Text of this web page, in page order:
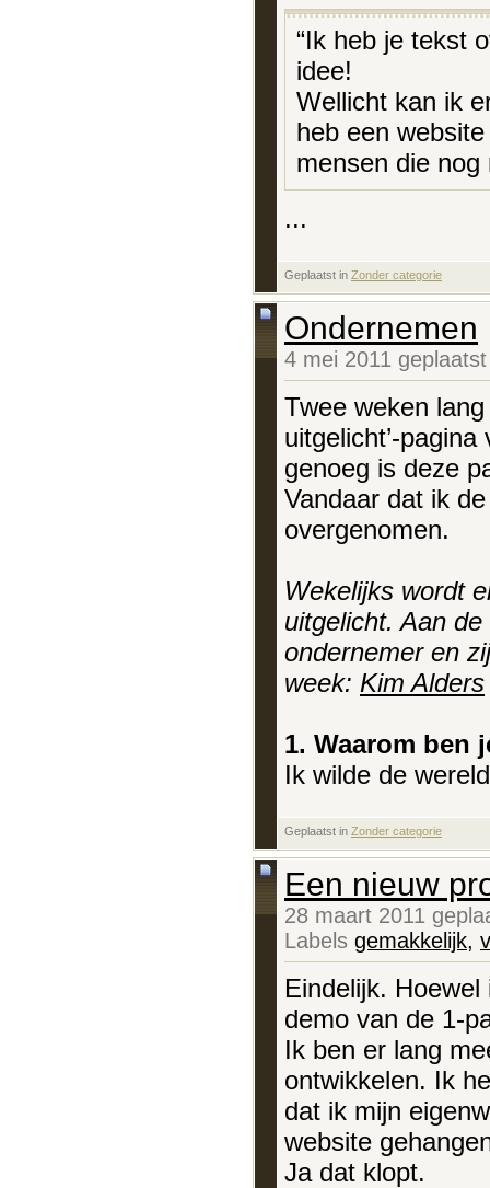
“Ik heb je tekst
idee!
Wellicht kan ik
heb een
mensen die
...
Geplaatst in Zonder categorie
Ondernemen
4 mei 2011
Twee weken
uitgelicht’-
genoeg is deze
Vandaar dat ik
overgenomen.
Wekelijks wordt
uitgelicht. Aan
ondernemer en
week: Kim Alders
1. Waarom ben
Ik wilde de
Geplaatst in Zonder categorie
Een nieuw
28 maart 2011
Labels gemakkelijk,
Eindelijk.
demo van de 1-
Ik ben er lang
ontwikkelen. Ik
dat ik mijn
website
Ja dat klopt.